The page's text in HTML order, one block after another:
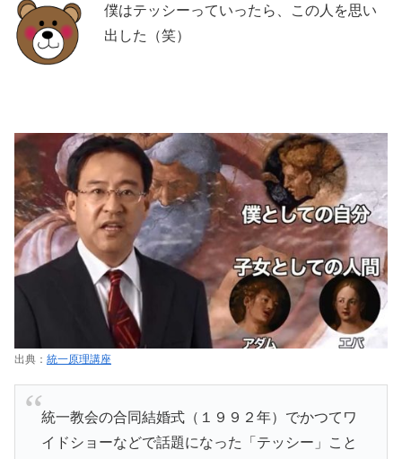
僕はテッシーっていったら、この人を思い
出した（笑）
出典： 統一原理講座
統一教会の合同結婚式（１９９２年）でかつてワ
イドショーなどで話題になった「テッシー」こと